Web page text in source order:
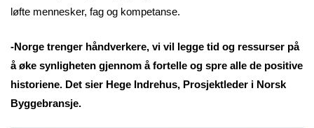
løfte mennesker, fag og kompetanse.
-Norge trenger håndverkere, vi vil legge tid og ressurser på
å øke synligheten gjennom å fortelle og spre alle de positive
historiene. Det sier Hege Indrehus, Prosjektleder i Norsk
Byggebransje.